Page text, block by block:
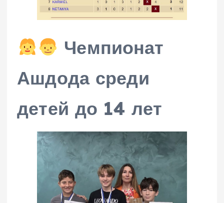
Чемпионат
Ашдода среди
детей до 14 лет